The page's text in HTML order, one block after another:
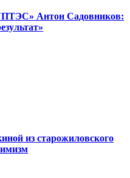
Антон Садовников:
из старожиловского